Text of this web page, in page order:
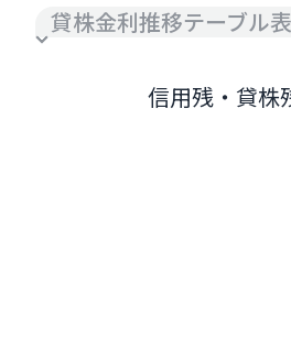
貸株金利推移テーブル
信用残・貸株